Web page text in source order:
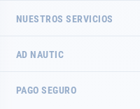
NUESTROS SERVICIOS
AD NAUTIC
PAGO SEGURO